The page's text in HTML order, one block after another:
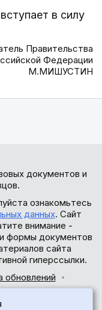
в силу
Правительства
Федерации
М.МИШУСТИН
документов и
ознакомьтесь
данных. Сайт
внимание -
формы документов
сайта
гиперссылки.
обновлений